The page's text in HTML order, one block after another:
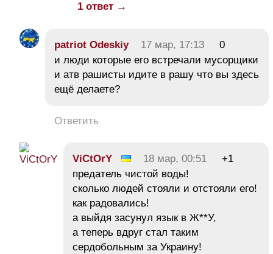
1 ответ →
patriot Odeskiy 17 мар, 17:13
0
и люди которые его встречали мусорщики
и атв рашисты идите в рашу что вы здесь
ещё делаете?
Ответить
ViCtOrY 18 мар, 00:51
+1
предатель чистой воды!
сколько людей стояли и отстояли его!
как радовались!
а выйдя засунул язык в Ж**У,
а теперь вдруг стал таким
сердобольным за Украину!